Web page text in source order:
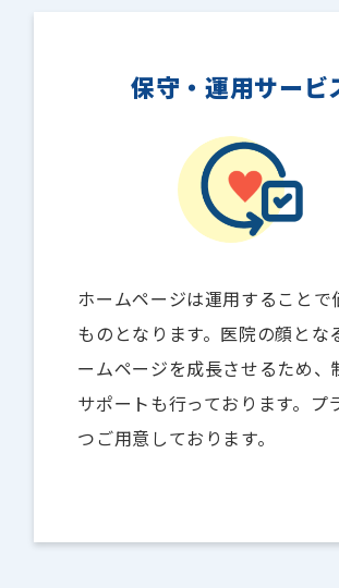
保守・運用サービ
ホームページは運用することで
ものとなります。医院の顔とな
ームページを成長させるため、
サポートも行っております。プ
つご用意しております。